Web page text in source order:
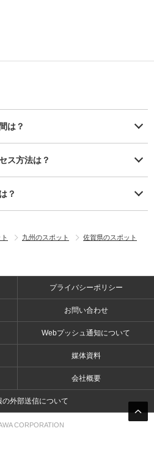
は？
ス方法は？
？
九州のスポット
佐賀県のスポット
プライバシーポリシー
お問い合わせ
Webプッシュ通知について
媒体資料
会社概要
の外部送信について
CORPORATION